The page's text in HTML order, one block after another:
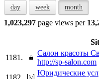
day week month
1,023,297 page views per
1181.
Салон красоты
http://sp-salon.com
1182.
Юридические